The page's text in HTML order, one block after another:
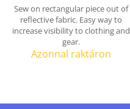
Sew on rectangular piece out of
reflective fabric. Easy way to
increase visibility to clothing and
gear.
Azonnal raktáron